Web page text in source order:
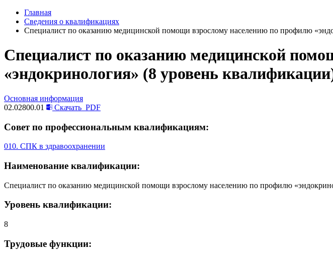
Главная
Сведения о квалификациях
Специалист по оказанию медицинской помощи взрослому населению по профилю
Специалист по оказанию медицинской
«эндокринология» (8 уровень
Основная информация
02.02800.01
Скачать PDF
Совет по профессиональным квалификациям:
010. СПК в здравоохранении
Наименование квалификации:
Специалист по оказанию медицинской помощи взрослому населению по профилю
Уровень квалификации:
8
Трудовые функции: